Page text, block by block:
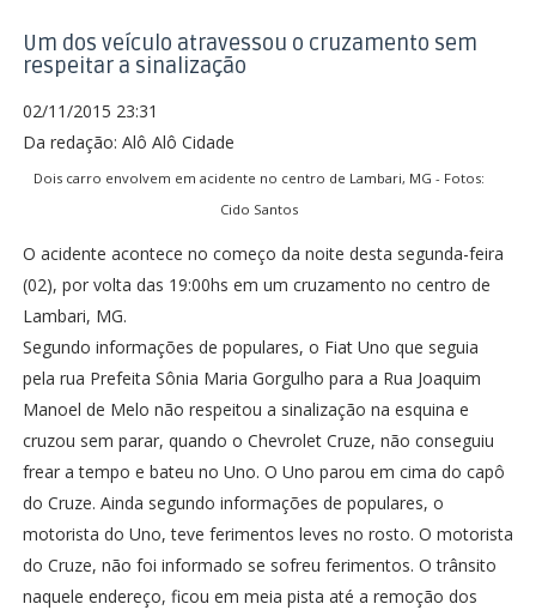
o
k
g
e
r
p
p
r
a
m
Um dos veículo atravessou o cruzamento sem
respeitar a sinalização
02/11/2015 23:31
Da redação: Alô Alô Cidade
Dois carro envolvem em acidente no centro de Lambari, MG - Fotos:
Cido Santos
O acidente acontece no começo da noite desta segunda-feira
(02), por volta das 19:00hs em um cruzamento no centro de
Lambari, MG.
Segundo informações de populares, o Fiat Uno que seguia
pela rua Prefeita Sônia Maria Gorgulho para a Rua Joaquim
Manoel de Melo não respeitou a sinalização na esquina e
cruzou sem parar, quando o Chevrolet Cruze, não conseguiu
frear a tempo e bateu no Uno. O Uno parou em cima do capô
do Cruze. Ainda segundo informações de populares, o
motorista do Uno, teve ferimentos leves no rosto. O motorista
do Cruze, não foi informado se sofreu ferimentos. O trânsito
naquele endereço, ficou em meia pista até a remoção dos